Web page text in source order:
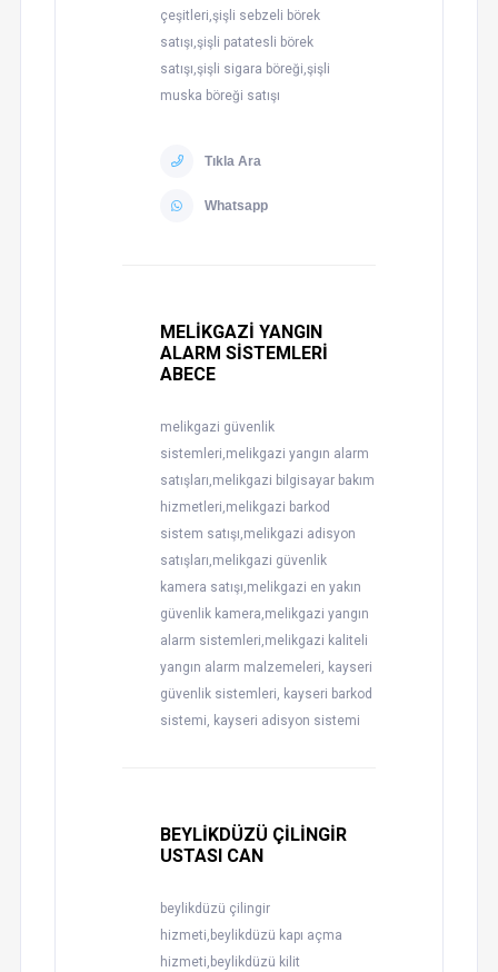
çeşitleri,şişli sebzeli börek
satışı,şişli patatesli börek
satışı,şişli sigara böreği,şişli
muska böreği satışı
Tıkla Ara
Whatsapp
MELİKGAZİ YANGIN
ALARM SİSTEMLERİ
ABECE
melikgazi güvenlik
sistemleri,melikgazi yangın alarm
satışları,melikgazi bilgisayar bakım
hizmetleri,melikgazi barkod
sistem satışı,melikgazi adisyon
satışları,melikgazi güvenlik
kamera satışı,melikgazi en yakın
güvenlik kamera,melikgazi yangın
alarm sistemleri,melikgazi kaliteli
yangın alarm malzemeleri, kayseri
güvenlik sistemleri, kayseri barkod
sistemi, kayseri adisyon sistemi
BEYLİKDÜZÜ ÇİLİNGİR
USTASI CAN
beylikdüzü çilingir
hizmeti,beylikdüzü kapı açma
hizmeti,beylikdüzü kilit